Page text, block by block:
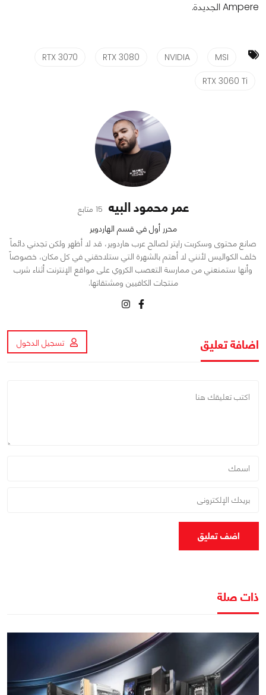
Ampere الجديدة.
MSI
NVIDIA
RTX 3080
RTX 3070
RTX 3060 Ti
عمر محمود البيه 15 متابع
محرر أول في قسم الهاردوير
صانع محتوى وسكربت رايتر لصالح عرب هاردوير، قد لا أظهر ولكن تجدني دائماً
خلف الكواليس لأنني لا أهتم بالشهرة التي ستلاحقني في كل مكان، خصوصاً
وأنها ستمنعني من ممارسة التعصب الكروي على مواقع الإنترنت أثناء شرب
منتجات الكافيين ومشتقاتها.
اضافة تعليق تسجيل الدخول
اضف تعليق
ذات صلة